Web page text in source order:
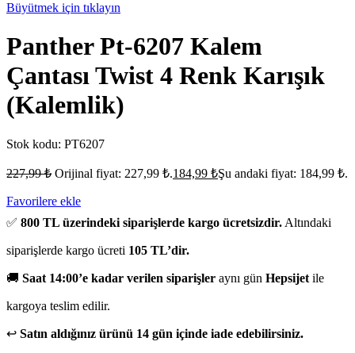
Büyütmek için tıklayın
Panther Pt-6207 Kalem
Çantası Twist 4 Renk Karışık
(Kalemlik)
Stok kodu: PT6207
227,99₺ Orijinal fiyat: 227,99 ₺.184,99 ₺Şu andaki fiyat: 184,99 ₺.
Favorilere ekle
✅ 800 TL üzerindeki siparişlerde kargo ücretsizdir. Altındaki
siparişlerde kargo ücreti 105 TL’dir.
🚚 Saat 14:00’e kadar verilen siparişler aynı gün Hepsijet ile
kargoya teslim edilir.
↩️ Satın aldığınız ürünü 14 gün içinde iade edebilirsiniz.